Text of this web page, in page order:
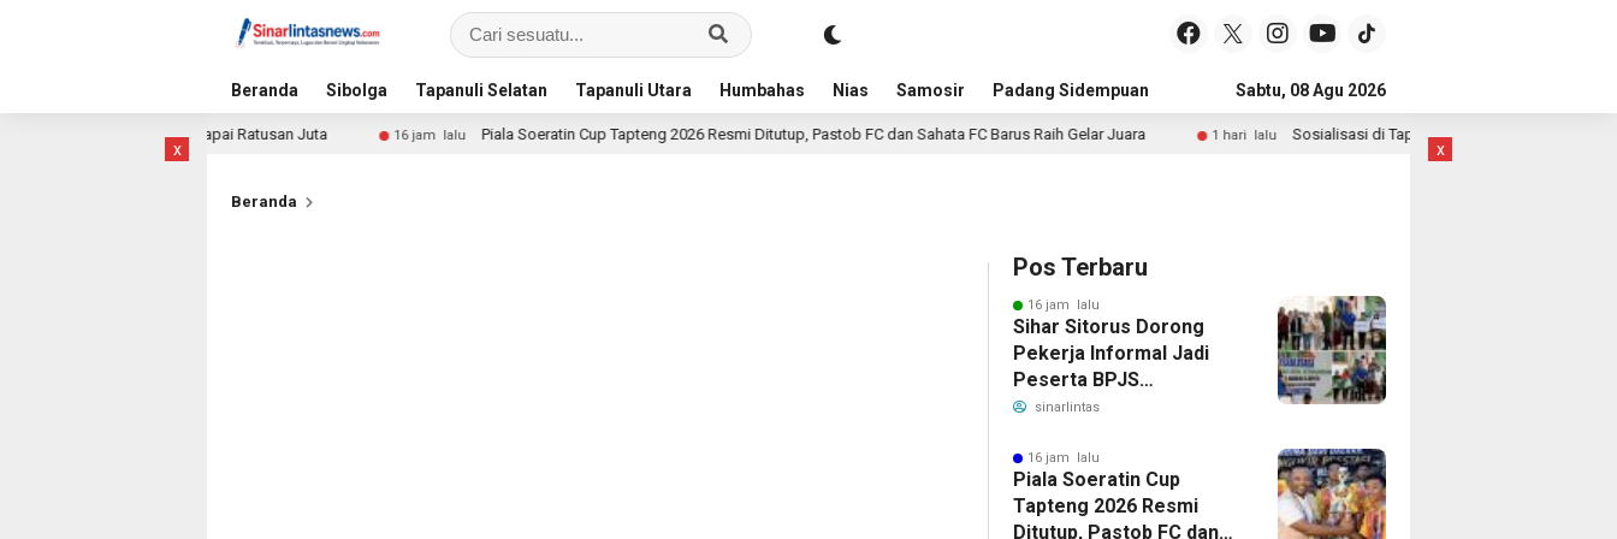
Beranda Sibolga Tapanuli Selatan Tapanuli Utara Humbahas Nias Samosir Padang Sidempuan Subulussalam Mandailing Natal
Sabtu, 08 Agu 2026
x
Manfaat Santunan Capai Ratusan Juta 16 jam lalu Piala Soeratin Cup Tapteng 2026 Resmi Ditutup, Pastob FC dan Sahata FC Barus Raih Gelar Juara 1 hari lalu Sosialisasi di Tapteng, Sihar Sitorus Ingatkan
Beranda
Pos Terbaru
16 jam lalu
Sihar Sitorus Dorong
Pekerja Informal Jadi
Peserta BPJS
Ketenagakerjaan,
Ratusan Juta
sinarlintas
16 jam lalu
Piala Soeratin Cup
Tapteng 2026 Resmi
Ditutup, Pastob FC dan
x